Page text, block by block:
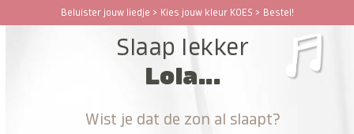
Beluister jouw liedje > Kies jouw kleur KOES > Bestel!
Open
Close
Slaap lekker
Lola...
Wist je dat de zon al slaapt?